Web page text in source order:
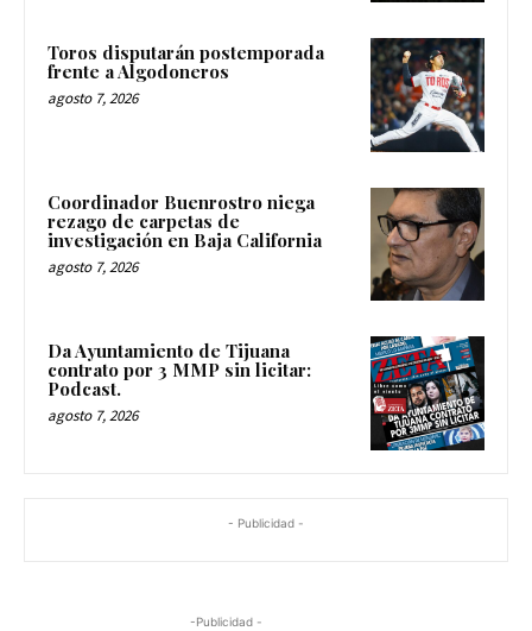
Toros disputarán postemporada
frente a Algodoneros
agosto 7, 2026
Coordinador Buenrostro niega
rezago de carpetas de
investigación en Baja California
agosto 7, 2026
Da Ayuntamiento de Tijuana
contrato por 3 MMP sin licitar:
Podcast.
agosto 7, 2026
- Publicidad -
-Publicidad -